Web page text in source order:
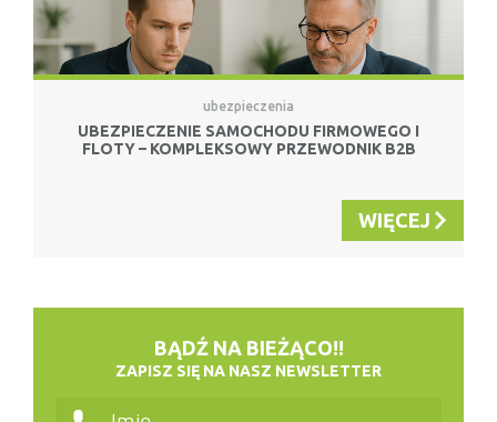
ubezpieczenia
UBEZPIECZENIE SAMOCHODU FIRMOWEGO I
FLOTY – KOMPLEKSOWY PRZEWODNIK B2B
WIĘCEJ
BĄDŹ NA BIEŻĄCO!!
ZAPISZ SIĘ NA NASZ NEWSLETTER